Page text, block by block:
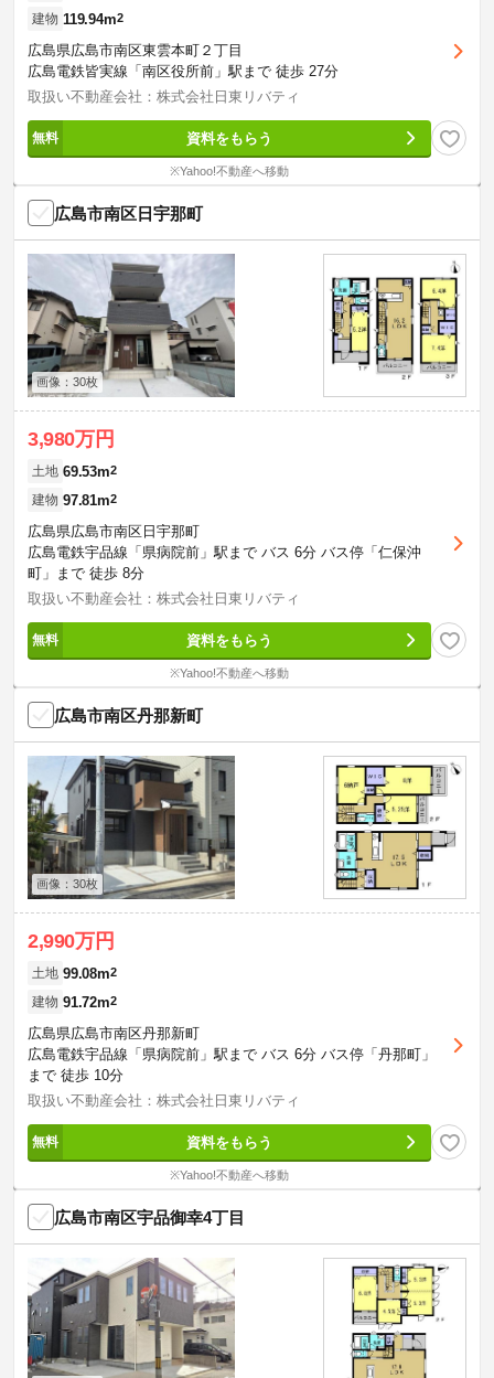
建物 119.94m2
広島県広島市南区東雲本町２丁目
広島電鉄皆実線「南区役所前」駅まで 徒歩 27分
取扱い不動産会社：株式会社日東リバティ
資料をもらう
※Yahoo!不動産へ移動
広島市南区日宇那町
画像：30枚
3,980万円
土地 69.53m2
建物 97.81m2
広島県広島市南区日宇那町
広島電鉄宇品線「県病院前」駅まで バス 6分 バス停「仁保沖
町」まで 徒歩 8分
取扱い不動産会社：株式会社日東リバティ
資料をもらう
※Yahoo!不動産へ移動
広島市南区丹那新町
画像：30枚
2,990万円
土地 99.08m2
建物 91.72m2
広島県広島市南区丹那新町
広島電鉄宇品線「県病院前」駅まで バス 6分 バス停「丹那町」
まで 徒歩 10分
取扱い不動産会社：株式会社日東リバティ
資料をもらう
※Yahoo!不動産へ移動
広島市南区宇品御幸4丁目